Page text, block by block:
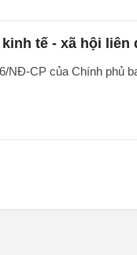
tế - xã hội
NĐ-CP của Chính phủ